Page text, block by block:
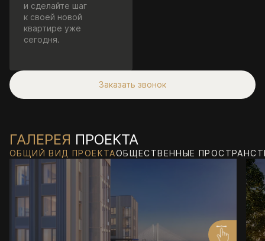
и сделайте шаг
к своей новой
квартире уже
сегодня.
Заказать звонок
ГАЛЕРЕЯ ПРОЕКТА
ОБЩИЙ ВИД ПРОЕКТАОБЩЕСТВЕННЫЕ